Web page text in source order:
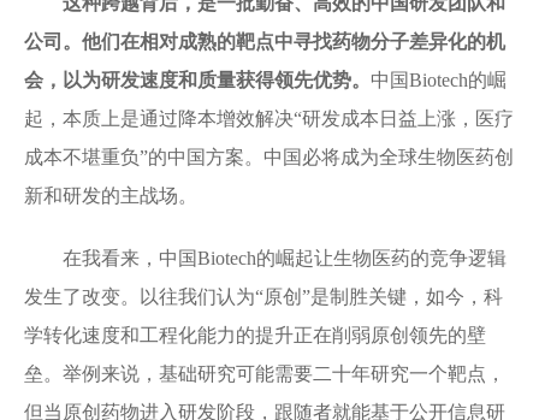
公司。他们在相对成熟的靶点中寻找药物分子差异化的机
会，以为研发速度和质量获得领先优势。 中国Biotech的崛
起，本质上是通过降本增效解决“研发成本日益上涨，医疗
成本不堪重负”的中国方案。中国必将成为全球生物医药创
新和研发的主战场。
在我看来，中国Biotech的崛起让生物医药的竞争逻辑
发生了改变。以往我们认为“原创”是制胜关键，如今，科
学转化速度和工程化能力的提升正在削弱原创领先的壁
垒。举例来说，基础研究可能需要二十年研究一个靶点，
但当原创药物进入研发阶段，跟随者就能基于公开信息研